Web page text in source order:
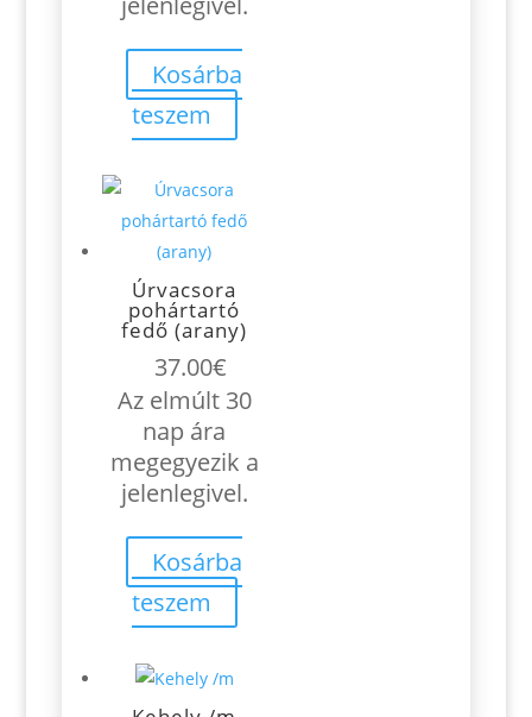
Kosárba
teszem
Úrvacsora
pohártartó
fedő (arany)
37.00€
Az elmúlt 30
nap ára
megegyezik a
jelenlegivel.
Kosárba
teszem